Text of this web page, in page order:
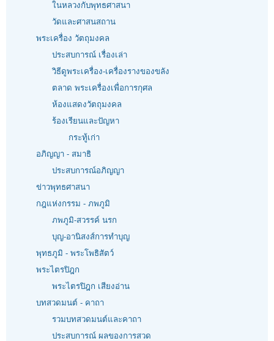
ในหลวงกับพุทธศาสนา
วัดและศาสนสถาน
พระเครื่อง วัตถุมงคล
ประสบการณ์ เรื่องเล่า
วิธีดูพระเครื่อง-เครื่องรางของขลัง
ตลาด พระเครื่องเพื่อการกุศล
ห้องแสดงวัตถุมงคล
ร้องเรียนและปัญหา
กระทู้เก่า
อภิญญา - สมาธิ
ประสบการณ์อภิญญา
ข่าวพุทธศาสนา
กฎแห่งกรรม - ภพภูมิ
ภพภูมิ-สวรรค์ นรก
บุญ-อานิสงส์การทำบุญ
พุทธภูมิ - พระโพธิสัตว์
พระไตรปิฎก
พระไตรปิฎก เสียงอ่าน
บทสวดมนต์ - คาถา
รวมบทสวดมนต์และคาถา
ประสบการณ์ ผลของการสวด